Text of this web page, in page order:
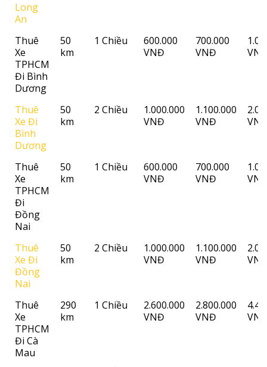
Long
An
Thuê
Xe
TPHCM
Đi Bình
Dương
50
km
1 Chiều
600.000
VNĐ
700.000
VNĐ
Thuê
Xe Đi
Bình
Dương
50
km
2 Chiều
1.000.000
VNĐ
1.100.000
VNĐ
Thuê
Xe
TPHCM
Đi
Đồng
Nai
50
km
1 Chiều
600.000
VNĐ
700.000
VNĐ
Thuê
Xe Đi
Đồng
Nai
50
km
2 Chiều
1.000.000
VNĐ
1.100.000
VNĐ
Thuê
Xe
TPHCM
Đi Cà
Mau
290
km
1 Chiều
2.600.000
VNĐ
2.800.000
VNĐ